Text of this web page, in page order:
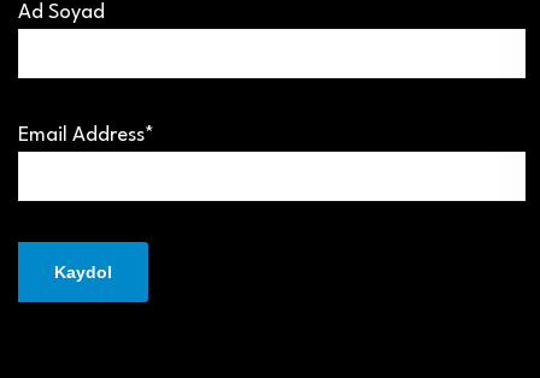
Ad Soyad
Email Address*